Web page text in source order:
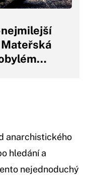
nejmilejší
anarchistického
hledání a
nejednoduchý